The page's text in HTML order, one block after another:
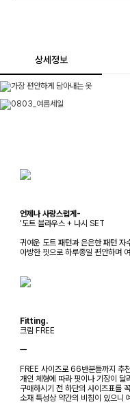
상세정보
언제나 사랑스럽게-
'도트 블라우스 + 나시 SET
귀여운 도트 패턴과 은은한 패턴 자
아방한 핏으로 하루종일 편안하며
Fitting.
크림 FREE
ㅡ
FREE 사이즈로 66반분들까지 추
개인 체형에 따라 핏이나 기장이 달
구매하시기 전 하단의 사이즈표를
소재 특성상 약간의 비침이 있으니